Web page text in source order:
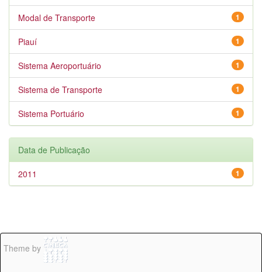
1
Modal de Transporte
1
Piauí
1
Sistema Aeroportuário
1
Sistema de Transporte
1
Sistema Portuário
Data de Publicação
1
2011
Theme by